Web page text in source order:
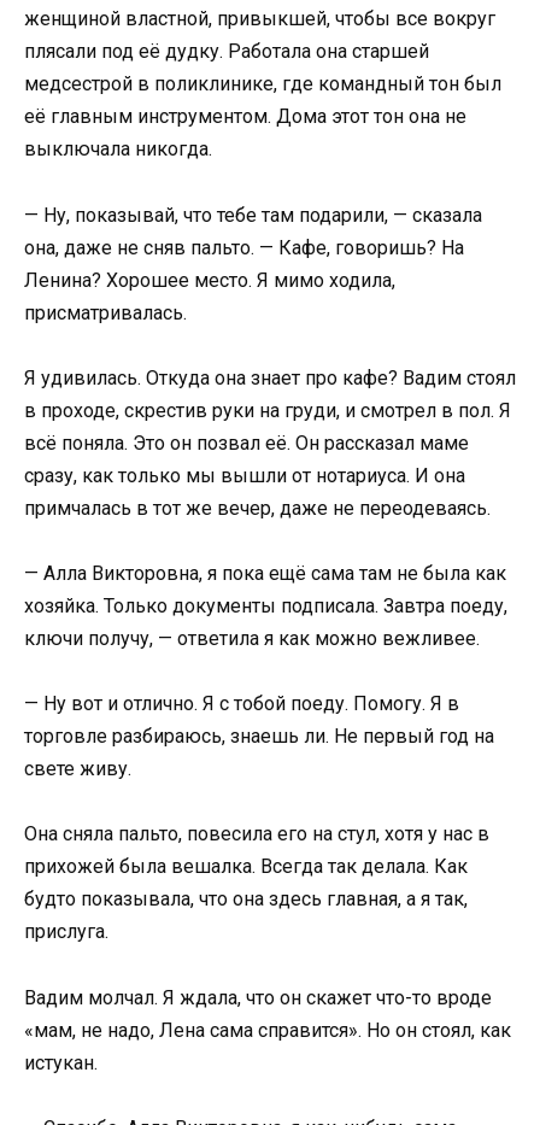
женщиной властной, привыкшей, чтобы все вокруг
плясали под её дудку. Работала она старшей
медсестрой в поликлинике, где командный тон был
её главным инструментом. Дома этот тон она не
выключала никогда.
— Ну, показывай, что тебе там подарили, — сказала
она, даже не сняв пальто. — Кафе, говоришь? На
Ленина? Хорошее место. Я мимо ходила,
присматривалась.
Я удивилась. Откуда она знает про кафе? Вадим стоял
в проходе, скрестив руки на груди, и смотрел в пол. Я
всё поняла. Это он позвал её. Он рассказал маме
сразу, как только мы вышли от нотариуса. И она
примчалась в тот же вечер, даже не переодеваясь.
— Алла Викторовна, я пока ещё сама там не была как
хозяйка. Только документы подписала. Завтра поеду,
ключи получу, — ответила я как можно вежливее.
— Ну вот и отлично. Я с тобой поеду. Помогу. Я в
торговле разбираюсь, знаешь ли. Не первый год на
свете живу.
Она сняла пальто, повесила его на стул, хотя у нас в
прихожей была вешалка. Всегда так делала. Как
будто показывала, что она здесь главная, а я так,
прислуга.
Вадим молчал. Я ждала, что он скажет что-то вроде
«мам, не надо, Лена сама справится». Но он стоял, как
истукан.